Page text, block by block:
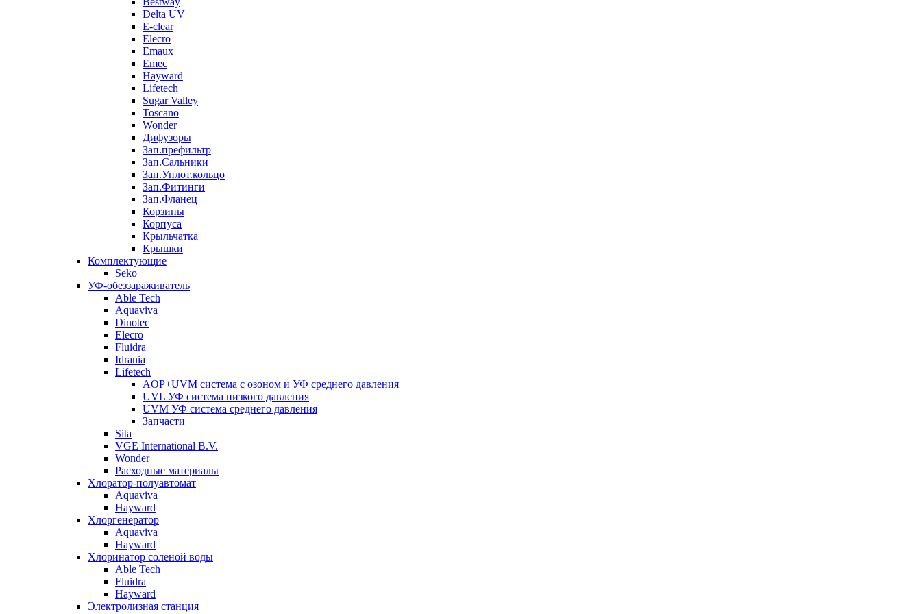
Delta UV
E-clear
Elecro
Emaux
Emec
Hayward
Lifetech
Sugar Valley
Toscano
Wonder
Дифузоры
Зап.префильтр
Зап.Сальники
Зап.Уплот.кольцо
Зап.Фитинги
Зап.Фланец
Корзины
Корпуcа
Крыльчатка
Крышки
Комплектующие
Seko
УФ-обеззараживатель
Able Tech
Aquaviva
Dinotec
Elecro
Fluidra
Idrania
Lifetech
AOP+UVM система с озоном и УФ среднего давления
UVL УФ система низкого давления
UVM УФ система среднего давления
Запчасти
Sita
VGE International B.V.
Wonder
Расходные материалы
Хлоратор-полуавтомат
Aquaviva
Hayward
Хлоргенератор
Aquaviva
Hayward
Хлоринатор соленой воды
Able Tech
Fluidra
Hayward
Электролизная станция